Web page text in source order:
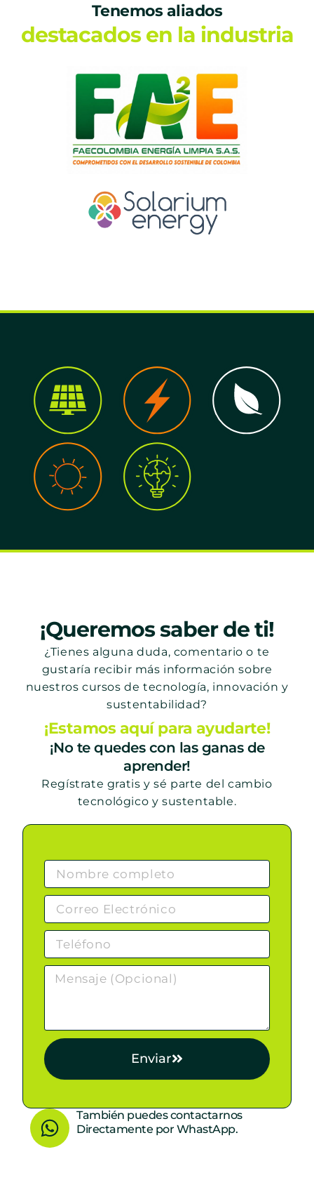
Tenemos aliados
destacados en la industria
¡Queremos saber de ti!
¿Tienes alguna duda, comentario o te
gustaría recibir más información sobre
nuestros cursos de tecnología, innovación y
sustentabilidad?
¡Estamos aquí para ayudarte!
¡No te quedes con las ganas de
aprender!
Regístrate gratis y sé parte del cambio
tecnológico y sustentable.
Enviar
W
h
También puedes contactarnos
Directamente por WhastApp.